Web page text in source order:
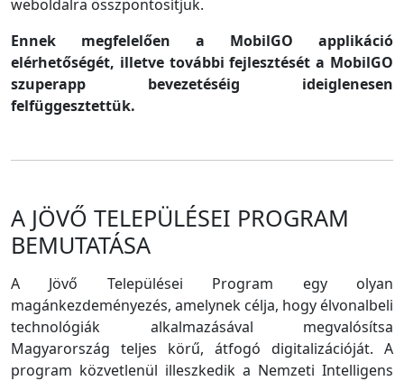
weboldalra összpontosítjuk.
Ennek megfelelően a MobilGO applikáció
elérhetőségét, illetve további fejlesztését a MobilGO
szuperapp bevezetéséig ideiglenesen
felfüggesztettük.
A JÖVŐ TELEPÜLÉSEI PROGRAM
BEMUTATÁSA
A Jövő Települései Program egy olyan
magánkezdeményezés, amelynek célja, hogy élvonalbeli
technológiák alkalmazásával megvalósítsa
Magyarország teljes körű, átfogó digitalizációját. A
program közvetlenül illeszkedik a Nemzeti Intelligens